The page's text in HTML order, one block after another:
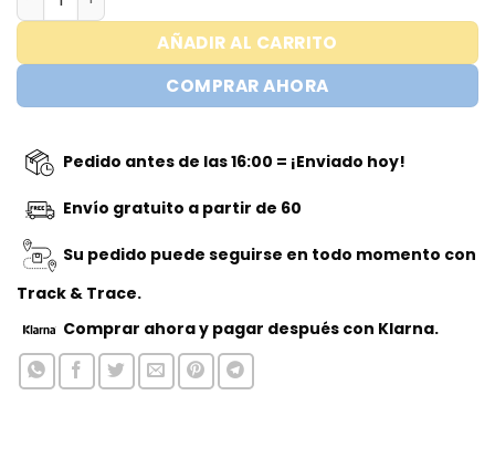
AÑADIR AL CARRITO
COMPRAR AHORA
Pedido antes de las 16:00 = ¡Enviado hoy!
Envío gratuito a partir de 60
Su pedido puede seguirse en todo momento con
Track & Trace.
Comprar ahoray pagar después con Klarna.